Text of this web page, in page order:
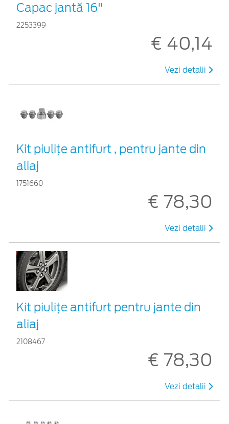
Capac jantă 16"
2253399
€ 40,14
Vezi detalii
Kit piuliţe antifurt , pentru jante din
aliaj
1751660
€ 78,30
Vezi detalii
Kit piuliţe antifurt pentru jante din
aliaj
2108467
€ 78,30
Vezi detalii